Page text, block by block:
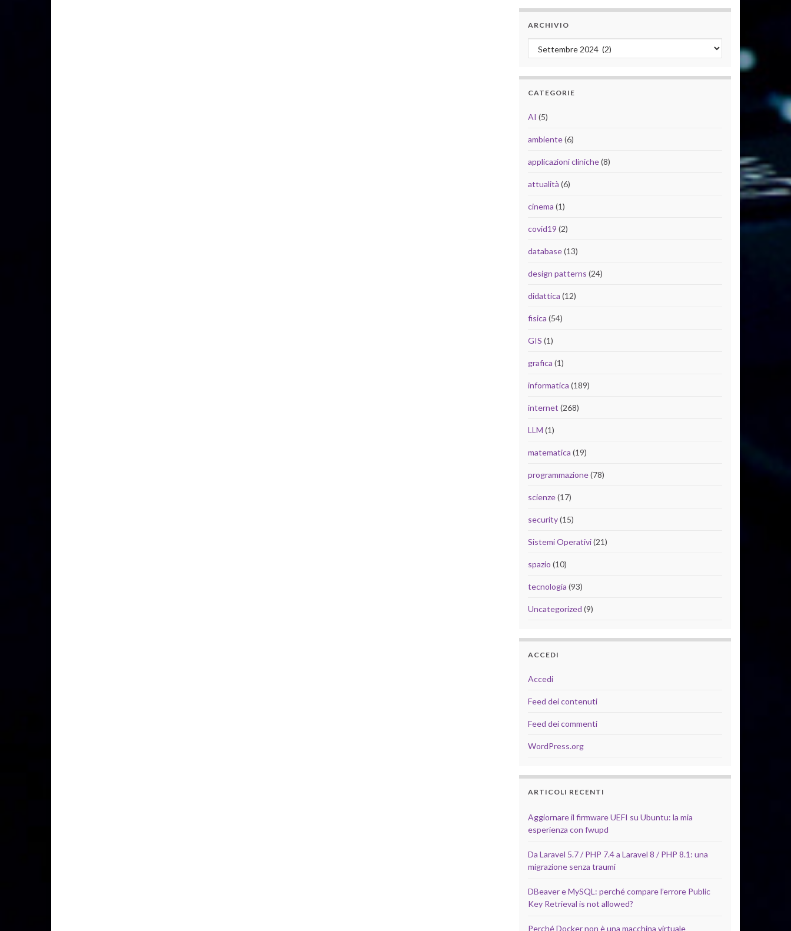
ARCHIVIO
Archivio
CATEGORIE
AI (5)
ambiente(6)
applicazioni cliniche(8)
attualità (6)
cinema (1)
covid19 (2)
database(13)
design patterns (24)
didattica (12)
fisica (54)
GIS (1)
grafica (1)
informatica (189)
internet (268)
LLM (1)
matematica (19)
programmazione(78)
scienze(17)
security(15)
Sistemi Operativi(21)
spazio (10)
tecnologia (93)
Uncategorized (9)
ACCEDI
Accedi
Feed dei contenuti
Feed dei commenti
WordPress.org
ARTICOLI RECENTI
Aggiornare il firmware UEFI su Ubuntu: la mia
esperienza con fwupd
Da Laravel 5.7 / PHP 7.4 a Laravel 8 / PHP 8.1: una
migrazione senza traumi
DBeaver e MySQL: perché compare l’errore Public
Key Retrieval is not allowed?
Perché Docker non è una macchina virtuale